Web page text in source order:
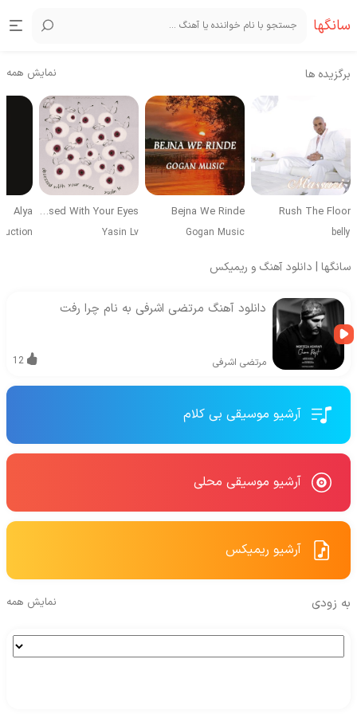
سانگها
برگزیده ها نمایش همه
Rush The Floor
belly
Bejna We Rinde
Gogan Music
Obsessed With Your Eyes
Yasin Lv
Alya
سانگها | دانلود آهنگ و ریمیکس
دانلود آهنگ مرتضی اشرفی به نام چرا رفت
مرتضی اشرفی 12
آرشیو موسیقی بی کلام
آرشیو موسیقی محلی
آرشیو ریمیکس
به زودی نمایش همه